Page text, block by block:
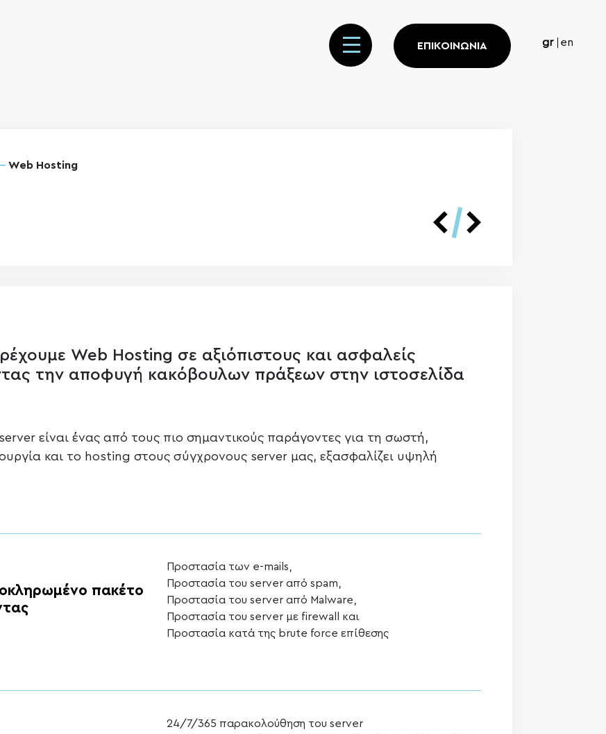
gr en
ΕΠΙΚΟΙΝΩΝΙΑ
Web Hosting
Web Hosting σε αξιόπιστους και ασφαλείς
την αποφυγή κακόβουλων πράξεων στην ιστοσελίδα
είναι ένας από τους πιο σημαντικούς παράγοντες για τη σωστή,
και το hosting στους σύγχρονους server μας, εξασφαλίζει υψηλή
πακέτο
Προστασία των e-mails,
Προστασία του server από spam,
Προστασία του server από Malware,
Προστασία του server με firewall και
Προστασία κατά της brute force επίθεσης
24/7/365 παρακολούθηση του server